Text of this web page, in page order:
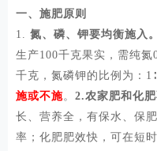
一、施肥原则
1. 氮、磷、钾要均衡施入。
生产100千克果实，需纯
千克，氮磷钾的比例为：
施或不施。 2.农家肥和化肥
长、营养全，有保水、保
率；化肥肥效快，可在短时